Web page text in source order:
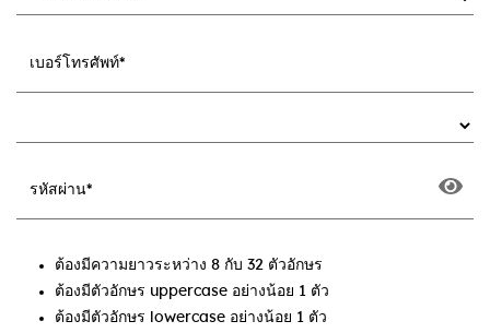
ต้องมีความยาวระหว่าง 8 กับ 32 ตัวอักษร
ต้องมีตัวอักษร uppercase อย่างน้อย 1 ตัว
ต้องมีตัวอักษร lowercase อย่างน้อย 1 ตัว